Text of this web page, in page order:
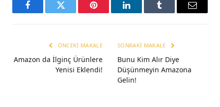
FacebookTwitter Pinterest LinkedInTumblr Email
ÖNCEKI MAKALE
Amazon da İlginç Ürünlere
Yenisi Eklendi!
SONRAKI MAKALE
Bunu Kim Alır Diye
Düşünmeyin Amazona
Gelin!